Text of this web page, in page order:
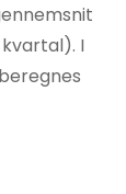
I